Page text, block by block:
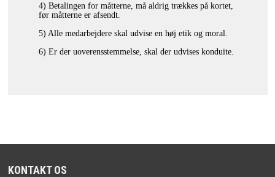
4) Betalingen for måtterne, må aldrig trækkes på kortet,
før måtterne er afsendt.
5) Alle medarbejdere skal udvise en høj etik og moral.
6) Er der uoverensstemmelse, skal der udvises konduite.
KONTAKT OS